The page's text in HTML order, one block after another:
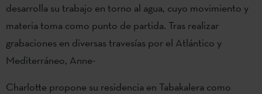
desarrolla su trabajo en torno al agua, cuyo movimiento y
materia toma como punto de partida. Tras realizar
grabaciones en diversas travesías por el Atlántico y
Mediterráneo, Anne-
Charlotte propone su residencia en Tabakalera como